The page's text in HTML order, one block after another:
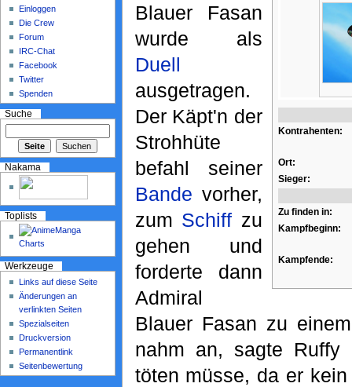
Kontrahenten:
Ort:
Sieger:
Zu finden in:
Kampfbeginn:
Kampfende:
Blauer Fasan
wurde als
Duell
ausgetragen.
Der Käpt'n der
Strohhüte
befahl seiner
Bande vorher,
zum Schiff zu
gehen und
forderte dann
Admiral
Blauer Fasan zu
nahm an, sagte
töten müsse, da er
Einloggen
Die Crew
Forum
IRC-Chat
Facebook
Twitter
Spenden
Suche
Nakama
Toplists
Werkzeuge
Links auf diese Seite
Änderungen an
verlinkten Seiten
Spezialseiten
Druckversion
Permanentlink
Seitenbewertung